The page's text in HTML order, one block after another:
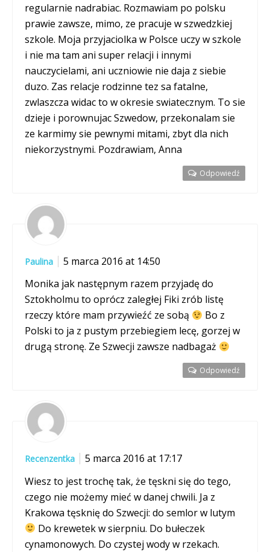
regularnie nadrabiac. Rozmawiam po polsku
prawie zawsze, mimo, ze pracuje w szwedzkiej
szkole. Moja przyjaciolka w Polsce uczy w szkole
i nie ma tam ani super relacji i innymi
nauczycielami, ani uczniowie nie daja z siebie
duzo. Zas relacje rodzinne tez sa fatalne,
zwlaszcza widac to w okresie swiatecznym. To sie
dzieje i porownujac Szwedow, przekonalam sie
ze karmimy sie pewnymi mitami, zbyt dla nich
niekorzystnymi. Pozdrawiam, Anna
Odpowiedź
Paulina
5 marca 2016 at 14:50
Monika jak następnym razem przyjadę do
Sztokholmu to oprócz zaległej Fiki zrób listę
rzeczy które mam przywieźć ze sobą
Bo z
Polski to ja z pustym przebiegiem lecę, gorzej w
drugą stronę. Ze Szwecji zawsze nadbagaż
Odpowiedź
Recenzentka
5 marca 2016 at 17:17
Wiesz to jest trochę tak, że tęskni się do tego,
czego nie możemy mieć w danej chwili. Ja z
Krakowa tęsknię do Szwecji: do semlor w lutym
Do krewetek w sierpniu. Do bułeczek
cynamonowych. Do czystej wody w rzekach.